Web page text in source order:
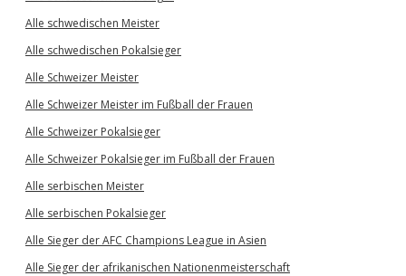
Alle schwedischen Meister
Alle schwedischen Pokalsieger
Alle Schweizer Meister
Alle Schweizer Meister im Fußball der Frauen
Alle Schweizer Pokalsieger
Alle Schweizer Pokalsieger im Fußball der Frauen
Alle serbischen Meister
Alle serbischen Pokalsieger
Alle Sieger der AFC Champions League in Asien
Alle Sieger der afrikanischen Nationenmeisterschaft